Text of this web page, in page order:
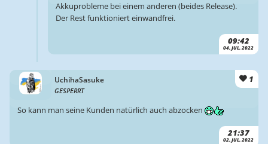
09:42
04. JUL. 2022
Akkuprobleme bei einem anderen (beides Release).
Der Rest funktioniert einwandfrei.
UchihaSasuke
GESPERRT
1
21:37
02. JUL. 2022
So kann man seine Kunden natürlich auch abzocken